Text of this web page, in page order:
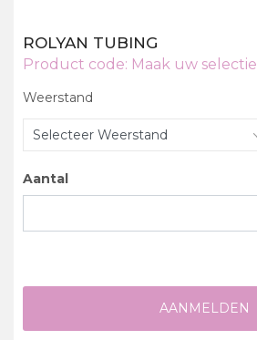
ROLYAN TUBING
Product code: Maak uw selectie
Weerstand
Selecteer Weerstand
Aantal
AANMELDEN